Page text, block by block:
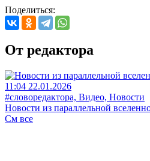
Поделиться:
От редактора
11:04 22.01.2026
#словоредактора, Видео, Новости
Новости из параллельной
См все